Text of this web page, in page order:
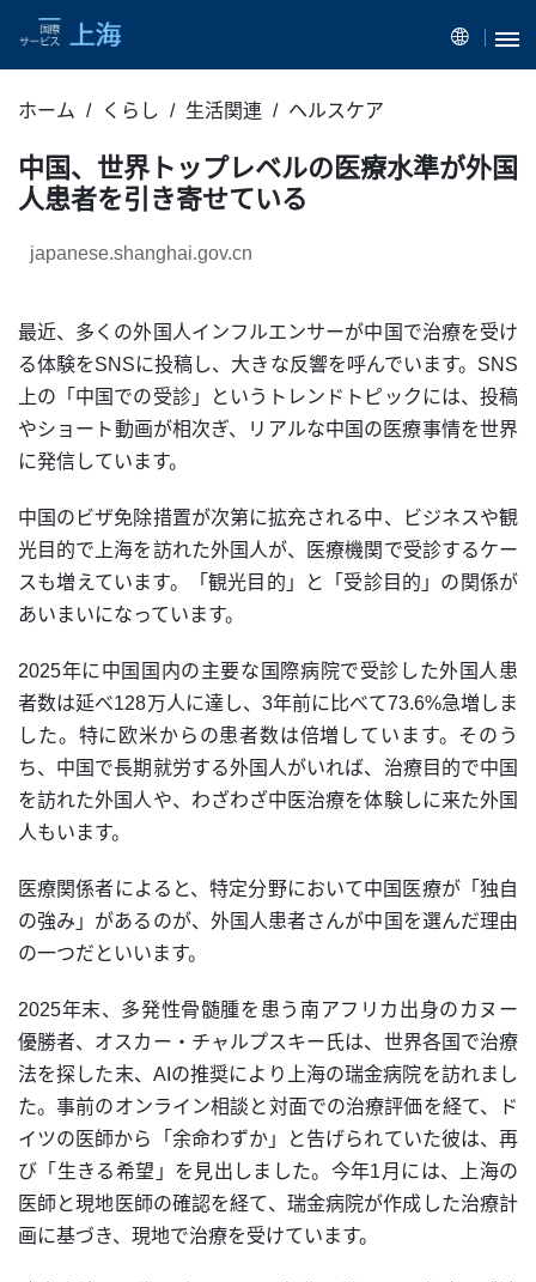
ホーム くらし 生活関連 ヘルスケア
中国、世界トップレベルの医療水準が外国
人患者を引き寄せている
japanese.shanghai.gov.cn
最近、多くの外国人インフルエンサーが中国で治療を受け
る体験をSNSに投稿し、大きな反響を呼んでいます。SNS
上の「中国での受診」というトレンドトピックには、投稿
やショート動画が相次ぎ、リアルな中国の医療事情を世界
に発信しています。
中国のビザ免除措置が次第に拡充される中、ビジネスや観
光目的で上海を訪れた外国人が、医療機関で受診するケー
スも増えています。「観光目的」と「受診目的」の関係が
あいまいになっています。
2025年に中国国内の主要な国際病院で受診した外国人患
者数は延べ128万人に達し、3年前に比べて73.6%急増しま
した。特に欧米からの患者数は倍増しています。そのう
ち、中国で長期就労する外国人がいれば、治療目的で中国
を訪れた外国人や、わざわざ中医治療を体験しに来た外国
人もいます。
医療関係者によると、特定分野において中国医療が「独自
の強み」があるのが、外国人患者さんが中国を選んだ理由
の一つだといいます。
2025年末、多発性骨髄腫を患う南アフリカ出身のカヌー
優勝者、オスカー・チャルプスキー氏は、世界各国で治療
法を探した末、AIの推奨により上海の瑞金病院を訪れまし
た。事前のオンライン相談と対面での治療評価を経て、ド
イツの医師から「余命わずか」と告げられていた彼は、再
び「生きる希望」を見出しました。今年1月には、上海の
医師と現地医師の確認を経て、瑞金病院が作成した治療計
画に基づき、現地で治療を受けています。